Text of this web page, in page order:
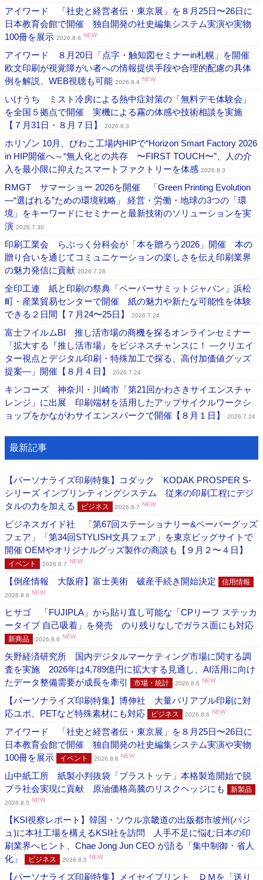
アイワード 「社史と経営者伝・東京展」を８月25日〜26日に
日本教育会館で開催 独自開発の社史編集システム実演や実物
100冊を展示 2026.8.6 NEW
アイワード ８月20日「点字・触知図セミナーin札幌」を開催
欧文印刷が視覚障がい者への情報提供手段や合理的配慮の具体
例を解説、WEB視聴も可能 2026.8.4 NEW
いけうち ミスト冷房による熱中症対策の「無料デモ体験会」
を全国５拠点で開催 実機による霧の体感や技術相談を実施
【７月31日・８月７日】
2026.8.3
ホリゾン 10月、びわこ工場内HIPで“Horizon Smart Factory 2026
in HIP開催へ～“無人化との共存 〜FIRST TOUCH〜”、人の介
入を最小限に抑えたスマートファクトリーを体感 2026.8.3
RMGT サマーショー 2026を開催 「Green Printing Evolution
―“選ばれる”ための環境戦略」 経営・労働・地球の3つの「環
境」をキーワードにセミナーと最新技術のソリューションを実
演 2026.7.30
印刷工業会 らぶっく分科会が「本を贈ろう2026」開催 本の
贈り合いを通じてコミュニケーションの楽しさを伝え印刷業界
の魅力発信に貢献 2026.7.28
全印工連 紙と印刷の祭典「ペーパーサミットジャパン」浜松
町・産業貿易センターで開催 紙の魅力や新たな可能性を体験
できる２日間【７月24〜25日】
2026.7.24
富士フイルムBI 推し活市場の商機を探るオンラインセミナー
「拡大する『推し活市場』をビジネスチャンスに！ ―クリエイ
ター視点とデジタル印刷・特殊加工で探る、高付加価値グッズ
提案―」開催【８月４日】
2026.7.24
キンコーズ 神奈川・川崎市「第21回かわさきサイエンスチャ
レンジ」に出展 印刷端材を活用したアップサイクルワークシ
ョップをかながわサイエンスパークで開催【８月１日】
2026.7.24
最新記事
【パーソナライズ印刷特集】コダック KODAK PROSPER S-
シリーズ インプリンティングシステム 従来の印刷工程にデジ
タルの力を加える
ビジネス 2026.8.7 NEW
ビジネスガイド社 「第67回ステーショナリー&ペーパーグッズ
フェア」「第34回STYLISH文具フェア」を東京ビッグサイトで
開催 OEMやオリジナルグッズ製作の商談も【９月２〜４日】
イベント 2026.8.7 NEW
【倒産情報 大阪府】富士美術 破産手続き開始決定 信用情報
2026.8.6 NEW
ヒサゴ 「FUJIPLA」から貼り直し可能な「CPリーフ ステッカ
ータイプ 自己吸着」を発売 のり残りなしでガラス面にも対応
新商品 2026.8.6 NEW
矢野経済研究所 国内デジタルマーケティング市場に関する調
査を実施 2026年は4,789億円に拡大する見通し、AI活用に向け
たデータ整備需要が成長を牽引
市場・統計 2026.8.6 NEW
【パーソナライズ印刷特集】博伸社 大量バリアブル印刷に対
応ユポ、PETなど特殊素材にも対応
ビジネス 2026.8.6 NEW
アイワード 「社史と経営者伝・東京展」を８月25日〜26日に
日本教育会館で開催 独自開発の社史編集システム実演や実物
100冊を展示
イベント 2026.8.6 NEW
山中紙工所 紙製小判抜袋「プラストッテ」本格製造開始で脱
プラ社会実現に貢献 原油価格高騰のリスクヘッジにも
新製品
2026.8.5 NEW
【KSI視察レポート】韓国・ソウル京畿道の出版都市坡州(パジ
ュ)に本社工場を構えるKSI社を訪問 人手不足に悩む日本の印
刷業界へヒント、Chae Jong Jun CEO が語る「集中制御・省人
化」
ビジネス 2026.8.5 NEW
【パーソナライズ印刷特集】メイセイプリント ＤＭを「送り